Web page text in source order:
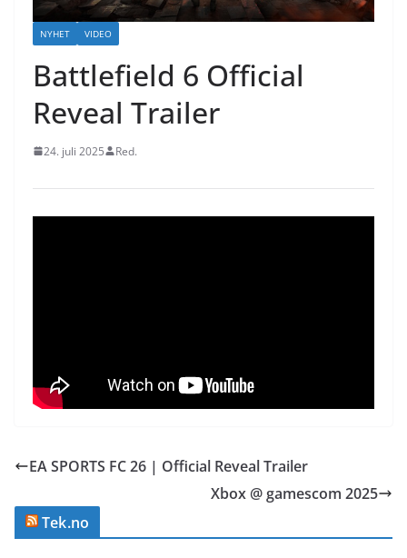
NYHET VIDEO
Battlefield 6 Official
Reveal Trailer
24. juli 2025 Red.
EA SPORTS FC 26 | Official Reveal Trailer
Xbox @ gamescom 2025
Tek.no